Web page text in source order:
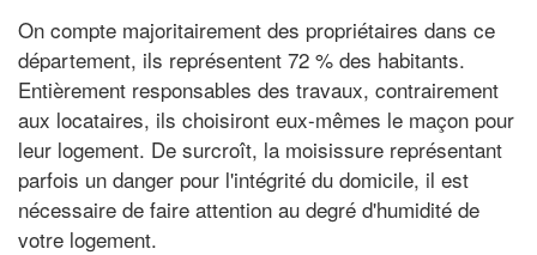
On compte majoritairement des propriétaires dans ce
département, ils représentent 72 % des habitants.
Entièrement responsables des travaux, contrairement
aux locataires, ils choisiront eux-mêmes le maçon pour
leur logement. De surcroît, la moisissure représentant
parfois un danger pour l'intégrité du domicile, il est
nécessaire de faire attention au degré d'humidité de
votre logement.